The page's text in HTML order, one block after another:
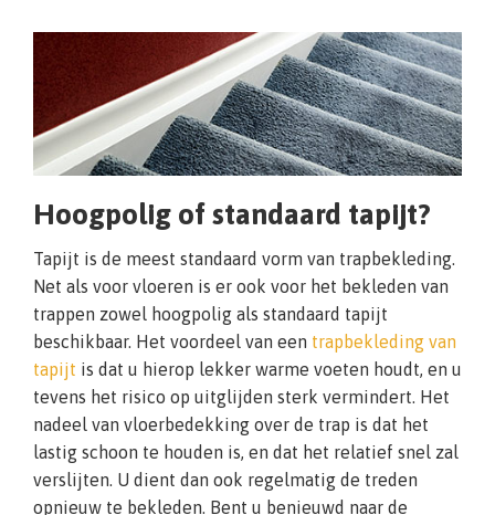
Hoogpolig of standaard tapijt?
Tapijt is de meest standaard vorm van trapbekleding.
Net als voor vloeren is er ook voor het bekleden van
trappen zowel hoogpolig als standaard tapijt
beschikbaar. Het voordeel van een trapbekleding van
tapijt is dat u hierop lekker warme voeten houdt, en u
tevens het risico op uitglijden sterk vermindert. Het
nadeel van vloerbedekking over de trap is dat het
lastig schoon te houden is, en dat het relatief snel zal
verslijten. U dient dan ook regelmatig de treden
opnieuw te bekleden. Bent u benieuwd naar de